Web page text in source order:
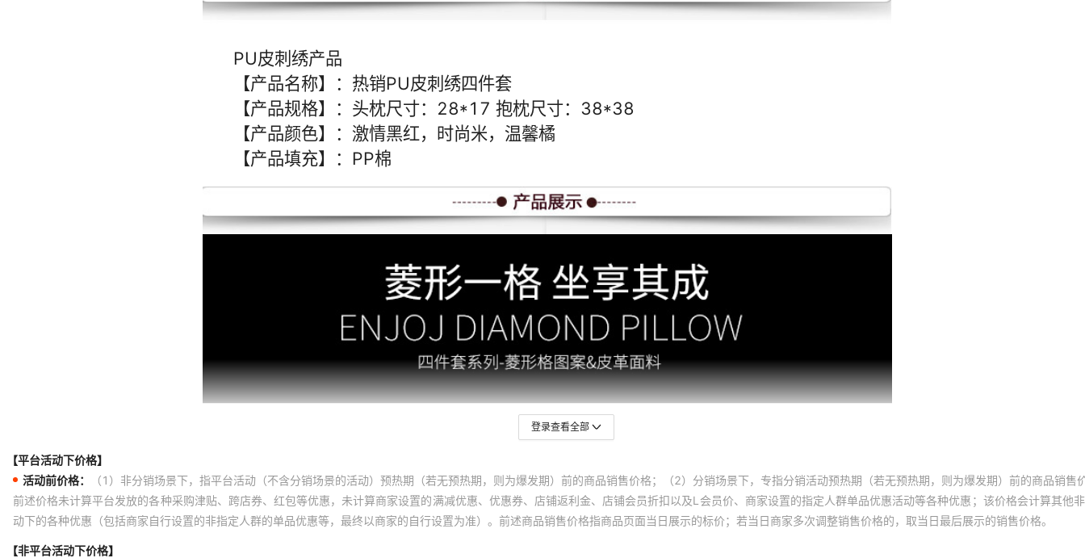
登录查看全部
【平台活动下价格】
活动前价格：
（1）非分销场景下，指平台活动（不含分销场景的活动）预热期（若无预热期，则为爆发期）前的商品销售价格；（2）分销场景下，专指分销活动预热期（若无预热期，则为爆发期）前的商品销售
前述价格未计算平台发放的各种采购津贴、跨店券、红包等优惠，未计算商家设置的满减优惠、优惠券、店铺返利金、店铺会员折扣以及L会员价、商家设置的指定人群单品优惠活动等各种优惠；该价格会计算其他
动下的各种优惠（包括商家自行设置的非指定人群的单品优惠等，最终以商家的自行设置为准）。前述商品销售价格指商品页面当日展示的标价；若当日商家多次调整销售价格的，取当日最后展示的销售价格。
【非平台活动下价格】